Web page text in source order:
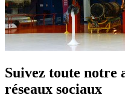
Suivez toute notre
réseaux sociaux